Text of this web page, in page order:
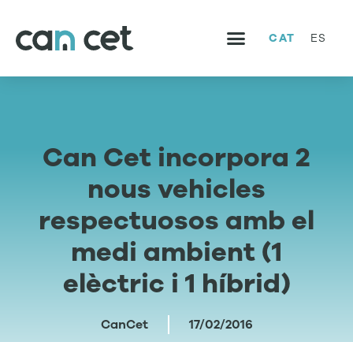
CAT ES
Can Cet incorpora 2
nous vehicles
respectuosos amb el
medi ambient (1
elèctric i 1 híbrid)
CanCet 17/02/2016